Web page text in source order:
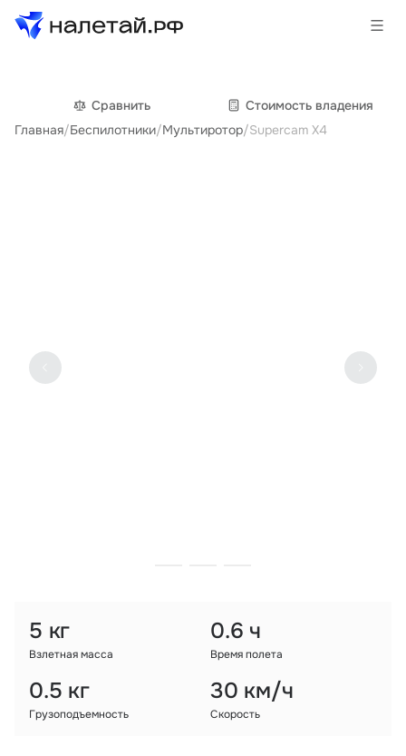
Товары
Услуги
Государственные программы
Партнеры
Сравнить
Cтоимость владения
Главная/Беспилотники/Мультиротор/Supercam X4
5 кг
Взлетная масса
0.6 ч
Время полета
0.5 кг
Грузоподъемность
30 км/ч
Скорость